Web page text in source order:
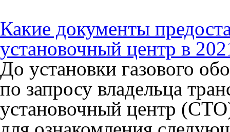
Какие документы
установочный центр в
До установки газового
по запросу владельца
установочный центр